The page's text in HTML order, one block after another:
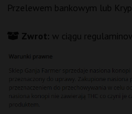
Przelewem bankowym lub
Zwrot: w ciągu